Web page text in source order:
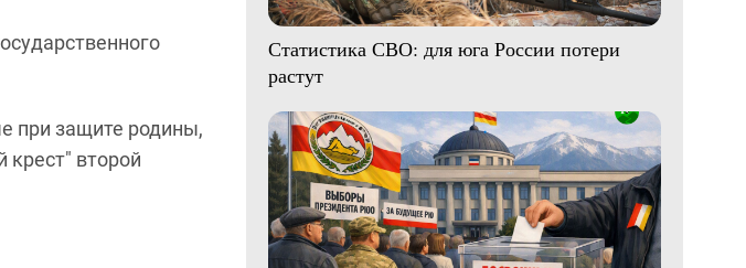
при защите родины,
второй
Статистика СВО: для юга России потери
растут